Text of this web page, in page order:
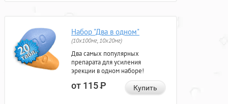
Набор "Два в одном"
(10x100мг, 10x20мг)
Два самых популярных
препарата для усиления
эрекции в одном наборе!
от 115Р Купить